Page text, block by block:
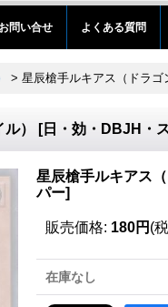
お問い合せ よくある質問
> 星辰槍手ルキアス（ドラゴ
） [日・効・DBJH・
星辰槍手ルキアス（
パー]
販売価格: 180円 (
在庫なし